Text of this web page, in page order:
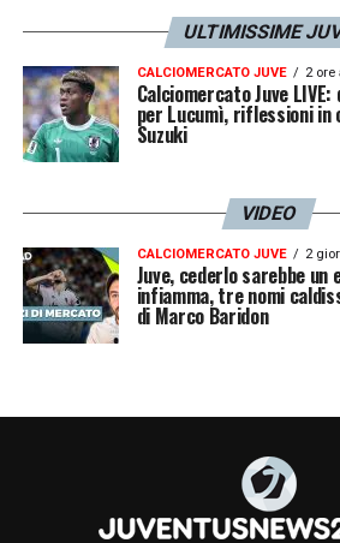
ULTIMISSIME
CALCIOMERCATO JUVE 2 ore
Calciomercato Juve
per Lucumì, riflessioni
Suzuki
VIDEO
CALCIOMERCATO JUVE 2
Juve, cederlo sarebbe
infiamma, tre nomi
di Marco Baridon